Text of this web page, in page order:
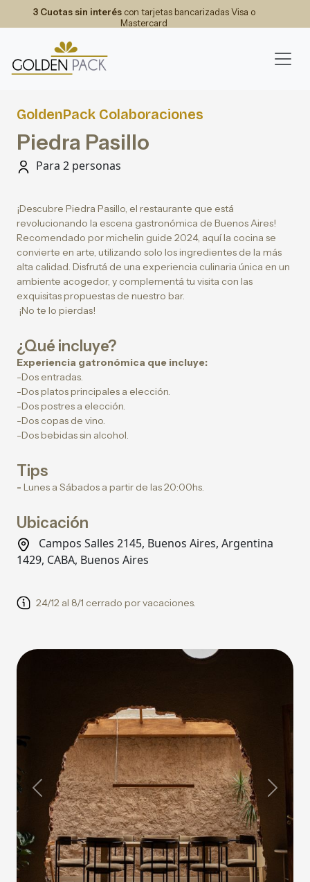
3 Cuotas sin interéscon tarjetas bancarizadas Visa o
Mastercard
GoldenPack Colaboraciones
Piedra Pasillo
Para 2 personas
¡Descubre Piedra Pasillo, el restaurante que está
revolucionando la escena gastronómica de Buenos Aires!
Recomendado por michelin guide 2024, aquí la cocina se
convierte en arte, utilizando solo los ingredientes de la más
alta calidad. Disfrutá de una experiencia culinaria única en un
ambiente acogedor, y complementá tu visita con las
exquisitas propuestas de nuestro bar.
¡No te lo pierdas!
¿Qué incluye?
Experiencia gatronómica que incluye:
-Dos entradas.
-Dos platos principales a elección.
-Dos postres a elección.
-Dos copas de vino.
-Dos bebidas sin alcohol.
Tips
- Lunes a Sábados a partir de las 20:00hs.
Ubicación
Campos Salles 2145, Buenos Aires, Argentina
1429, CABA, Buenos Aires
24/12 al 8/1 cerrado por vacaciones.
Previous Next